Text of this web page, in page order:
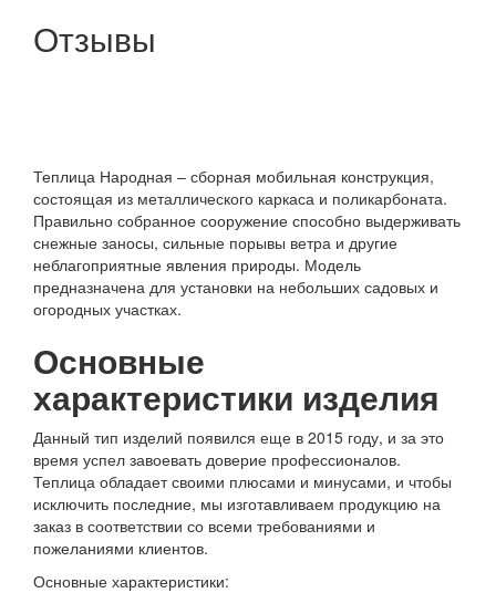
Отзывы
Теплица Народная – сборная мобильная конструкция,
состоящая из металлического каркаса и поликарбоната.
Правильно собранное сооружение способно выдерживать
снежные заносы, сильные порывы ветра и другие
неблагоприятные явления природы. Модель
предназначена для установки на небольших садовых и
огородных участках.
Основные
характеристики изделия
Данный тип изделий появился еще в 2015 году, и за это
время успел завоевать доверие профессионалов.
Теплица обладает своими плюсами и минусами, и чтобы
исключить последние, мы изготавливаем продукцию на
заказ в соответствии со всеми требованиями и
пожеланиями клиентов.
Основные характеристики: